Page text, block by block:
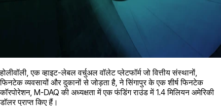
होलीवॉली, एक व्हाइट-लेबल वर्चुअल वॉलेट प्लेटफॉर्म जो वित्तीय संस्थानों,
फिनटेक व्यवसायों और दुकानों से जोड़ता है, ने सिंगापुर के एक शीर्ष फिनटेक
कॉरपोरेशन, M-DAQ की अध्यक्षता में एक फंडिंग राउंड में 1.4 मिलियन अमेरिकी
डॉलर प्राप्त किए हैं।